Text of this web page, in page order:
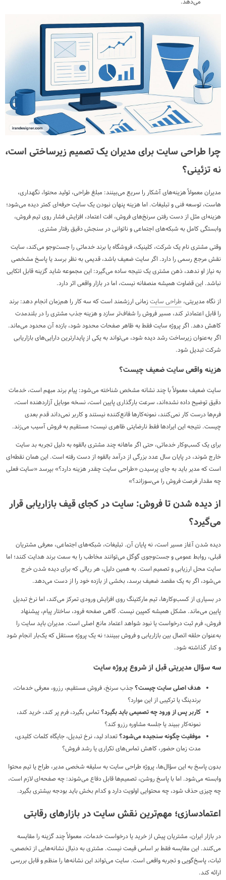
چرا طراحی سایت برای مدیران یک تصمیم زیرساختی است،
نه تزئینی؟
مدیران معمولاً هزینه‌های آشکار را سریع می‌بینند: مبلغ طراحی، تولید محتوا، نگهداری،
هاست، توسعه فنی و تبلیغات. اما هزینه پنهان نبودن یک سایت حرفه‌ای کمتر دیده می‌شود؛
هزینه‌ای مثل از دست رفتن سرنخ‌های فروش، افت اعتماد، افزایش فشار روی تیم فروش،
وابستگی کامل به شبکه‌های اجتماعی و ناتوانی در سنجش دقیق رفتار مشتری.
وقتی مشتری نام یک شرکت، کلینیک، فروشگاه یا برند خدماتی را جست‌وجو می‌کند، سایت
نقش مرجع رسمی را دارد. اگر سایت ضعیف باشد، قدیمی به نظر برسد یا پاسخ مشخصی
به نیاز او ندهد، ذهن مشتری یک نتیجه ساده می‌گیرد: این مجموعه شاید گزینه قابل اتکایی
نباشد. این قضاوت همیشه منصفانه نیست، اما در بازار واقعی اثر دارد.
از نگاه مدیریتی، طراحی سایتزمانی ارزشمند است که سه کار را هم‌زمان انجام دهد: برند
را قابل اعتمادتر کند، مسیر فروش را شفاف‌تر سازد و هزینه جذب مشتری را در بلندمدت
کاهش دهد. اگر پروژه سایت فقط به ظاهر صفحات محدود شود، بازده آن محدود می‌ماند.
اگر به‌عنوان زیرساخت رشد دیده شود، می‌تواند به یکی از پایدارترین دارایی‌های بازاریابی
شرکت تبدیل شود.
هزینه واقعی سایت ضعیف چیست؟
سایت ضعیف معمولاً با چند نشانه مشخص شناخته می‌شود: پیام برند مبهم است، خدمات
دقیق توضیح داده نشده‌اند، سرعت بارگذاری پایین است، نسخه موبایل آزاردهنده است،
فرم‌ها درست کار نمی‌کنند، نمونه‌کارها قانع‌کننده نیستند و کاربر نمی‌داند قدم بعدی
چیست. نتیجه این ایرادها فقط نارضایتی ظاهری نیست؛ مستقیم به فروش آسیب می‌زند.
برای یک کسب‌وکار خدماتی، حتی اگر ماهانه چند مشتری بالقوه به دلیل تجربه بد سایت
خارج شوند، در پایان سال عدد بزرگی از درآمد بالقوه از دست رفته است. این همان نقطه‌ای
است که مدیر باید به جای پرسیدن «طراحی سایت چقدر هزینه دارد؟» بپرسد «سایت فعلی
چه مقدار فرصت فروش را می‌سوزاند؟»
از دیده شدن تا فروش: سایت در کجای قیف بازاریابی قرار
می‌گیرد؟
دیده شدن آغاز مسیر است، نه پایان آن. تبلیغات، شبکه‌های اجتماعی، معرفی مشتریان
قبلی، روابط عمومی و جست‌وجوی گوگل می‌توانند مخاطب را به سمت برند هدایت کنند؛ اما
سایت محل ارزیابی و تصمیم است. به همین دلیل، هر ریالی که برای دیده شدن خرج
می‌شود، اگر به یک مقصد ضعیف برسد، بخشی از بازده خود را از دست می‌دهد.
در بسیاری از کسب‌وکارها، تیم مارکتینگ روی افزایش ورودی تمرکز می‌کند، اما نرخ تبدیل
پایین می‌ماند. مشکل همیشه کمپین نیست. گاهی صفحه فرود، ساختار پیام، پیشنهاد
فروش، فرم ثبت درخواست یا نبود شواهد اعتماد مانع اصلی است. مدیران باید سایت را
به‌عنوان حلقه اتصال بین بازاریابی و فروش ببینند؛ نه یک پروژه مستقل که یک‌بار انجام شود
و کنار گذاشته شود.
سه سؤال مدیریتی قبل از شروع پروژه سایت
هدف اصلی سایت چیست؟جذب سرنخ، فروش مستقیم، رزرو، معرفی خدمات،
برندینگ یا ترکیبی از این موارد؟
کاربر پس از ورود چه تصمیمی باید بگیرد؟تماس بگیرد، فرم پر کند، خرید کند،
نمونه‌کار ببیند یا جلسه مشاوره رزرو کند؟
موفقیت چگونه سنجیده می‌شود؟تعداد لید، نرخ تبدیل، جایگاه کلمات کلیدی،
مدت زمان حضور، کاهش تماس‌های تکراری یا رشد فروش؟
بدون پاسخ به این سؤال‌ها، پروژه طراحی سایت به سلیقه شخصی مدیر، طراح یا تیم محتوا
وابسته می‌شود. اما با پاسخ روشن، تصمیم‌ها قابل دفاع می‌شوند: چه صفحه‌ای لازم است،
چه چیزی حذف شود، چه محتوایی اولویت دارد و کدام بخش باید بودجه بیشتری بگیرد.
اعتمادسازی؛ مهم‌ترین نقش سایت در بازارهای رقابتی
در بازار ایران، مشتریان پیش از خرید یا درخواست خدمات، معمولاً چند گزینه را مقایسه
می‌کنند. این مقایسه فقط بر اساس قیمت نیست. مشتری به دنبال نشانه‌هایی از تخصص،
ثبات، پاسخ‌گویی و تجربه واقعی است. سایت می‌تواند این نشانه‌ها را منظم و قابل بررسی
ارائه کند.